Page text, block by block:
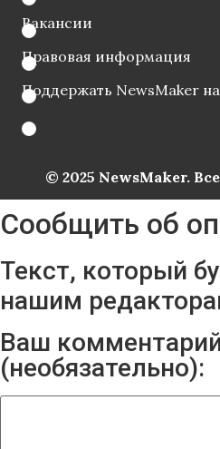
Вакансии
Правовая информация
Поддержать NewsMaker
© 2025 NewsMaker.
Сообщить об
Текст, который
нашим
Ваш
(необязательно):